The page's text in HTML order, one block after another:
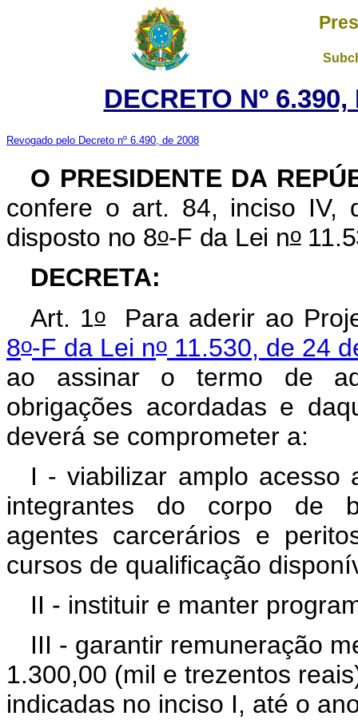
DECRETO Nº
Revogado pelo Decreto nº 6.490, de 2008
O PRESIDENTE DA
confere o art. 84, inciso IV,
disposto no 8o-F da Lei no
DECRETA:
Art. 1oPara aderir ao
8o-F da Lei no 11.530, de 24
ao assinar o termo de
obrigações acordadas e
deverá se comprometer a:
I - viabilizar amplo acesso
integrantes do corpo de
agentes carcerários e
cursos de qualificação
II - instituir e manter
III - garantir remuneração
1.300,00 (mil e trezentos
indicadas no inciso I, até o